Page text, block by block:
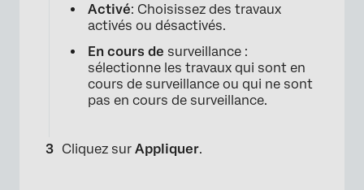
Activé: Choisissez des travaux
activés ou désactivés.
En cours de surveillance :
sélectionne les travaux qui sont en
cours de surveillance ou qui ne sont
pas en cours de surveillance.
Cliquez sur Appliquer.